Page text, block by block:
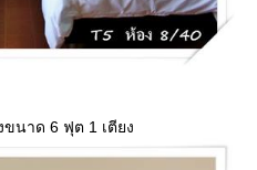
ขนาด 6 ฟุต 1 เตียง